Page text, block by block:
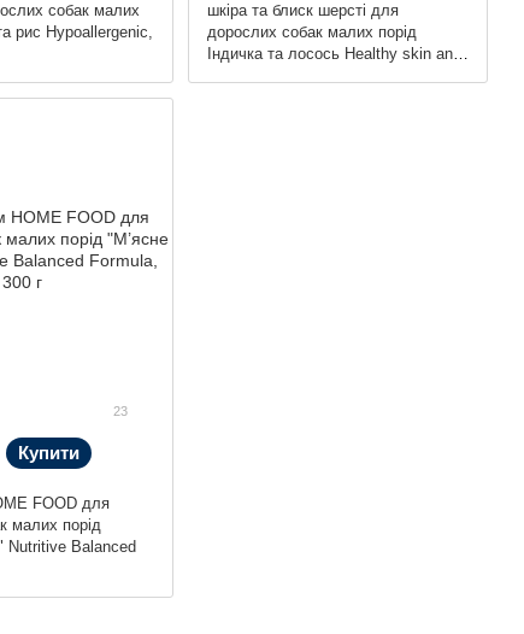
собак малих
рис Hypoallergenic,
шкіра та блиск шерсті для
дорослих собак малих порід
Індичка та лосось Healthy skin and
23
FOOD для
малих порід
Nutritive Balanced
Купити